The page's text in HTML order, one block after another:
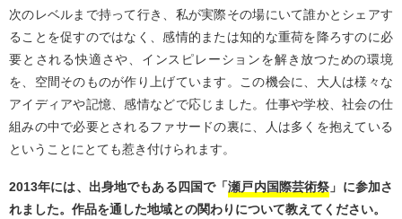
次のレベルまで持って行き、私が実際その場にいて誰かとシェアす
ることを促すのではなく、感情的または知的な重荷を降ろすのに必
要とされる快適さや、インスピレーションを解き放つための環境
を、空間そのものが作り上げています。この機会に、大人は様々な
アイディアや記憶、感情などで応じました。仕事や学校、社会の仕
組みの中で必要とされるファサードの裏に、人は多くを抱えている
ということにとても惹き付けられます。
2013年には、出身地でもある四国で「瀬戸内国際芸術祭 」に参加さ
れました。作品を通した地域との関わりについて教えてください。